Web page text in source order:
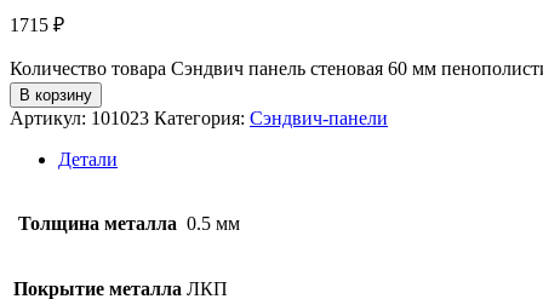
1715 ₽
Количество товара Сэндвич панель стеновая 60 мм
В корзину
Артикул: 101023 Категория: Сэндвич-панели
Детали
Толщина металла 0.5 мм
Покрытие металла ЛКП